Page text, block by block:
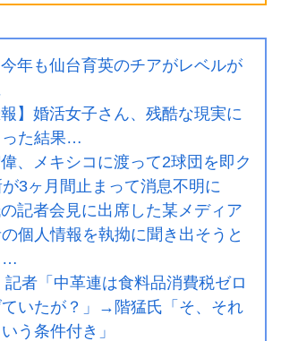
今年も仙台育英のチアがレベルが
報】婚活女子さん、残酷な現実に
った結果…
、メキシコに渡って2球団を即ク
3ヶ月間止まって消息不明に
記者会見に出席した某メディア
個人情報を執拗に聞き出そうと
記者「中革連は食料品消費税ゼロ
ていたが？」→階猛氏「そ、それ
う条件付き」